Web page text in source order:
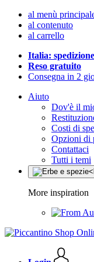
al menù
al contenuto
al carrello
Italia:
Reso gratuito
Consegna in 2
Aiuto
Dov'è il
Costi di
Opzioni di
Contattaci
Tutti i temi
More inspiration